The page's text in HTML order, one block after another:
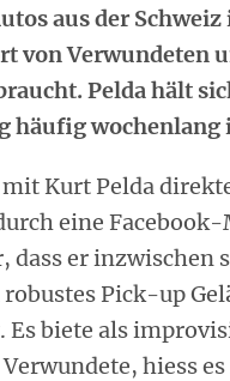
aus der
von Verwundeten
Pelda hält
häufig wochenlang
mit Kurt Pelda
eine
dass er inzwischen
Pick-up
Es biete als
hiess